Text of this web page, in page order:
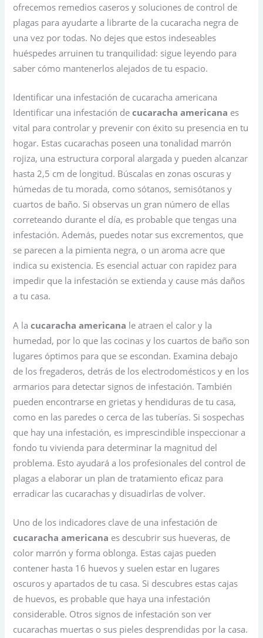
ofrecemos remedios caseros y soluciones de control de
plagas para ayudarte a librarte de la cucaracha negra de
una vez por todas. No dejes que estos indeseables
huéspedes arruinen tu tranquilidad: sigue leyendo para
saber cómo mantenerlos alejados de tu espacio.
Identificar una infestación de cucaracha americana
Identificar una infestación decucaracha americana es
vital para controlar y prevenir con éxito su presencia en tu
hogar. Estas cucarachas poseen una tonalidad marrón
rojiza, una estructura corporal alargada y pueden alcanzar
hasta 2,5 cm de longitud. Búscalas en zonas oscuras y
húmedas de tu morada, como sótanos, semisótanos y
cuartos de baño. Si observas un gran número de ellas
correteando durante el día, es probable que tengas una
infestación. Además, puedes notar sus excrementos, que
se parecen a la pimienta negra, o un aroma acre que
indica su existencia. Es esencial actuar con rapidez para
impedir que la infestación se extienda y cause más daños
a tu casa.
A lacucaracha americana le atraen el calor y la
humedad, por lo que las cocinas y los cuartos de baño son
lugares óptimos para que se escondan. Examina debajo
de los fregaderos, detrás de los electrodomésticos y en los
armarios para detectar signos de infestación. También
pueden encontrarse en grietas y hendiduras de tu casa,
como en las paredes o cerca de las tuberías. Si sospechas
que hay una infestación, es imprescindible inspeccionar a
fondo tu vivienda para determinar la magnitud del
problema. Esto ayudará a los profesionales del control de
plagas a elaborar un plan de tratamiento eficaz para
erradicar las cucarachas y disuadirlas de volver.
Uno de los indicadores clave de una infestación de
cucaracha americana es descubrir sus hueveras, de
color marrón y forma oblonga. Estas cajas pueden
contener hasta 16 huevos y suelen estar en lugares
oscuros y apartados de tu casa. Si descubres estas cajas
de huevos, es probable que haya una infestación
considerable. Otros signos de infestación son ver
cucarachas muertas o sus pieles desprendidas por la casa.